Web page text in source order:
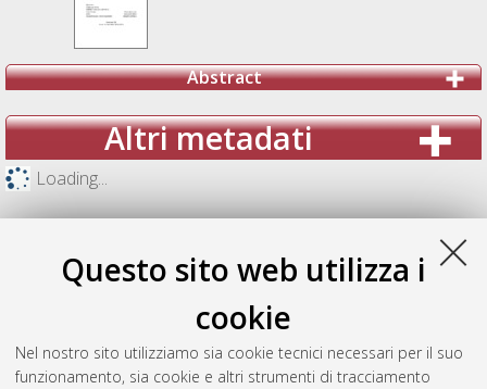
Questo sito web utilizza i
cookie
Nel nostro sito utilizziamo sia cookie tecnici necessari per il suo
funzionamento, sia cookie e altri strumenti di tracciamento
Abstract
Altri metadati
Loading...